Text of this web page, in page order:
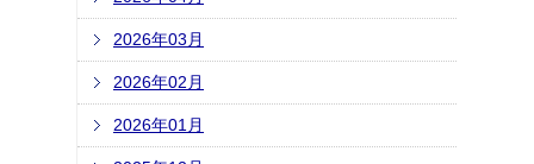
2026年03月
2026年02月
2026年01月